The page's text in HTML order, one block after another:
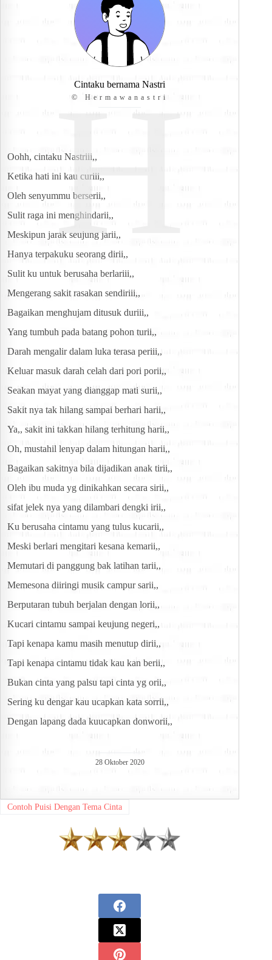
H
Cintaku bernama Nastri
© Hermawanastri
Oohh, cintaku Nastriii,,
Ketika hati ini kau curiii,,
Oleh senyummu berserii,,
Sulit raga ini menghindarii,,
Meskipun jarak seujung jarii,,
Hanya terpakuku seorang dirii,,
Sulit ku untuk berusaha berlariii,,
Mengerang sakit rasakan sendiriii,,
Bagaikan menghujam ditusuk duriii,,
Yang tumbuh pada batang pohon turii,,
Darah mengalir dalam luka terasa periii,,
Keluar masuk darah celah dari pori porii,,
Seakan mayat yang dianggap mati surii,,
Sakit nya tak hilang sampai berhari harii,,
Ya,, sakit ini takkan hilang terhitung harii,,
Oh, mustahil lenyap dalam hitungan harii,,
Bagaikan sakitnya bila dijadikan anak tirii,,
Oleh ibu muda yg dinikahkan secara sirii,,
sifat jelek nya yang dilambari dengki irii,,
Ku berusaha cintamu yang tulus kucarii,,
Meski berlari mengitari kesana kemarii,,
Memutari di panggung bak latihan tarii,,
Memesona diiringi musik campur sarii,,
Berputaran tubuh berjalan dengan lorii,,
Kucari cintamu sampai keujung negeri,,
Tapi kenapa kamu masih menutup dirii,,
Tapi kenapa cintamu tidak kau kan berii,,
Bukan cinta yang palsu tapi cinta yg orii,,
Sering ku dengar kau ucapkan kata sorrii,,
Dengan lapang dada kuucapkan donworii,,
28 Oktober 2020
Contoh Puisi Dengan Tema Cinta